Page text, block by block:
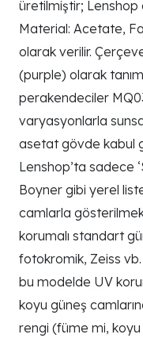
üretilmiştir; Lenshop
Material: Acetate,
olarak verilir.
(purple) olarak
perakendeciler
varyasyonlarla
asetat gövde kabul
Lenshop’ta sadece
Boyner gibi yerel
camlarla
korumalı standart
fotokromik, Zeiss
bu modelde UV
koyu güneş
rengi (füme mi,